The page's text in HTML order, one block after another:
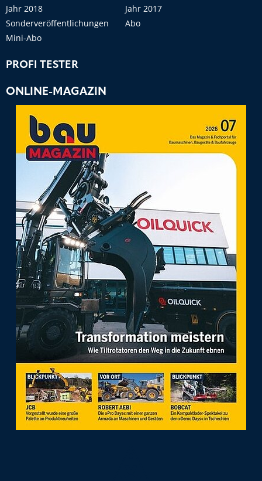
Jahr 2018
Jahr 2017
Sonderveröffentlichungen
Abo
Mini-Abo
PROFI TESTER
ONLINE-MAGAZIN